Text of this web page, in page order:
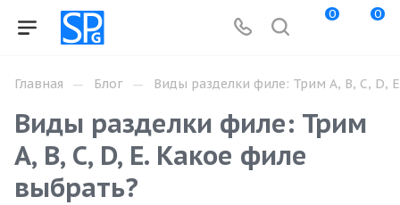
0 0
Главная — Блог — Виды разделки филе: Трим A, B, C, D,
Виды разделки филе: Трим
A, B, C, D, E. Какое филе
выбрать?